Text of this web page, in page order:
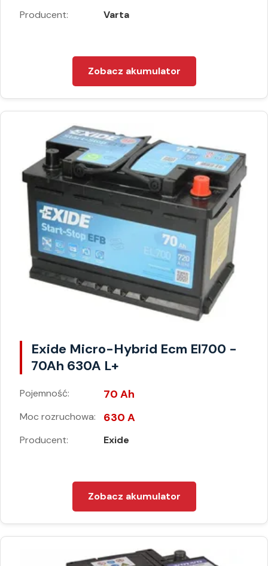
Producent: Varta
Zobacz akumulator
Exide Micro-Hybrid Ecm El700 -
70Ah 630A L+
Pojemność: 70 Ah
Moc rozruchowa: 630 A
Producent: Exide
Zobacz akumulator